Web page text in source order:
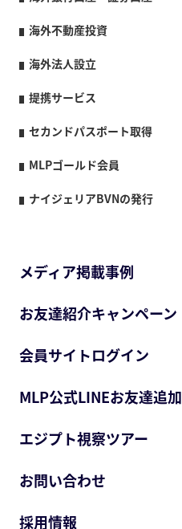
海外不動産投資
海外法人設立
提携サービス
セカンドパスポート取得
MLPゴールド会員
ナイジェリアBVNの発行
メディア掲載事例
お友達紹介キャンペーン
会員サイトログイン
MLP公式LINEお友達追加
エジプト視察ツアー
お問い合わせ
採用情報